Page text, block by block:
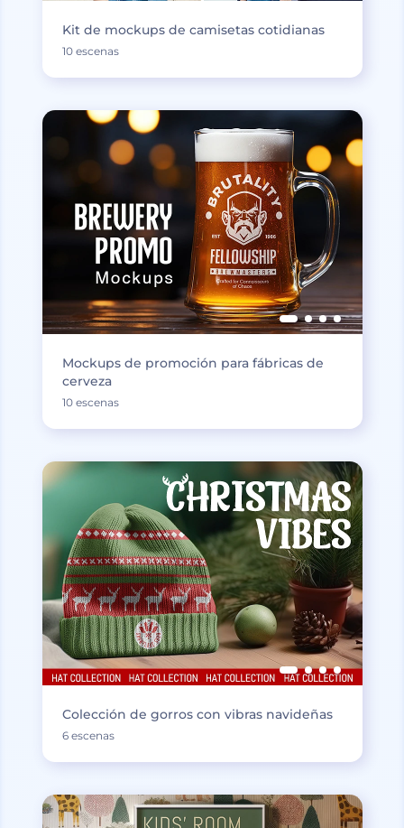
Kit de mockups de camisetas cotidianas
10 escenas
Mockups de promoción para fábricas de
cerveza
10 escenas
Colección de gorros con vibras navideñas
6 escenas